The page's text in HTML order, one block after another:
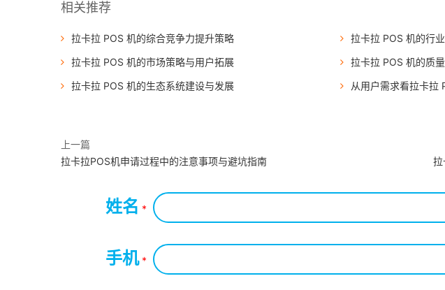
相关推荐
拉卡拉 POS 机的综合竞争力提升策略
拉卡拉 POS 机的行
拉卡拉 POS 机的市场策略与用户拓展
拉卡拉 POS 机的质
拉卡拉 POS 机的生态系统建设与发展
从用户需求看拉卡拉
上一篇
拉卡拉POS机申请过程中的注意事项与避坑指南
拉
姓名 *
手机*